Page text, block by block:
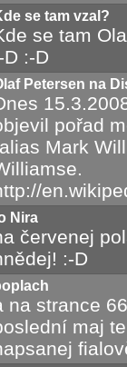
se tam vzal?
se tam
D :-D
Petersen na
pořad
Mark
Nira
červenej
:-D
na strance
maj